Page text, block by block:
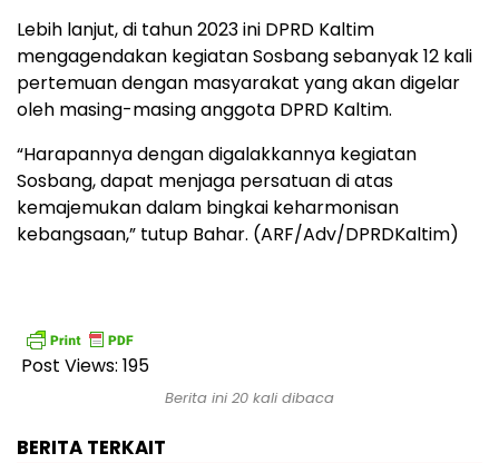
Lebih lanjut, di tahun 2023 ini DPRD Kaltim
mengagendakan kegiatan Sosbang sebanyak 12 kali
pertemuan dengan masyarakat yang akan digelar
oleh masing-masing anggota DPRD Kaltim.
“Harapannya dengan digalakkannya kegiatan
Sosbang, dapat menjaga persatuan di atas
kemajemukan dalam bingkai keharmonisan
kebangsaan,” tutup Bahar. (ARF/Adv/DPRDKaltim)
Post Views: 195
Berita ini 20 kali dibaca
BERITA TERKAIT